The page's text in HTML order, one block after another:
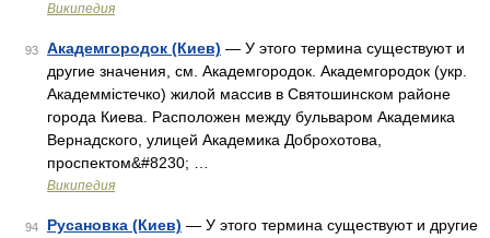
Википедия
93 Академгородок (Киев) — У этого термина существуют и
другие значения, см. Академгородок. Академгородок (укр.
Академмістечко) жилой массив в Святошинском районе
города Киева. Расположен между бульваром Академика
Вернадского, улицей Академика Доброхотова,
проспектом&#8230; …
Википедия
94 Русановка (Киев) — У этого термина существуют и другие